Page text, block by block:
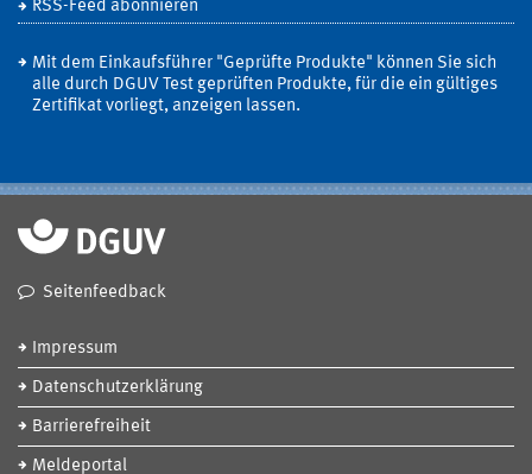
RSS-Feed abonnieren
Mit dem Einkaufsführer "Geprüfte Produkte" können Sie sich
alle durch DGUV Test geprüften Produkte, für die ein gültiges
Zertifikat vorliegt, anzeigen lassen.
Seitenfeedback
Impressum
Datenschutzerklärung
Barrierefreiheit
Meldeportal